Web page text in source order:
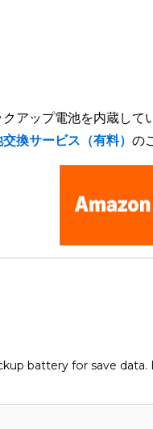
アップ電池を内蔵し
交換サービス（有料） の
battery for save